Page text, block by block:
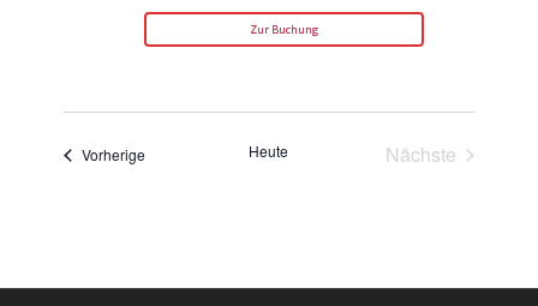
Zur Buchung
Vorherige VeranstaltungenHeute
Nächste